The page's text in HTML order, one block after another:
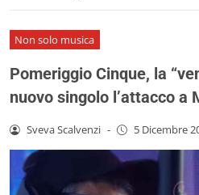
Non solo musica
Pomeriggio Cinque, la
nuovo singolo l’attacco a
Sveva Scalvenzi - 5 Dicembre